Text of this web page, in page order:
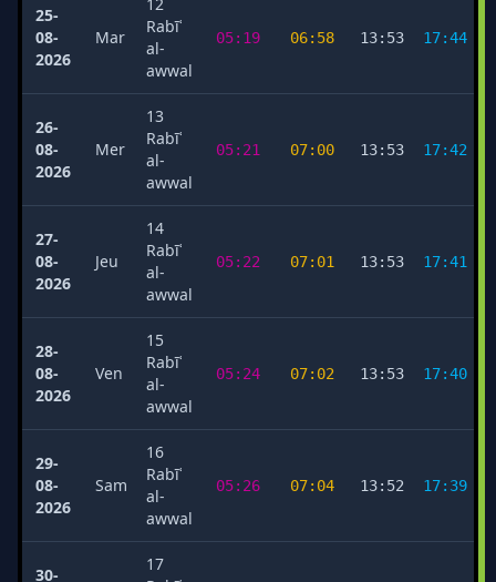
25-
08-
2026
Mar
Rabīʿ
al-
awwal
05:19 06:58 13:53 17:44
26-
08-
2026
Mer
13
Rabīʿ
al-
awwal
05:21 07:00 13:53 17:42
27-
08-
2026
Jeu
14
Rabīʿ
al-
awwal
05:22 07:01 13:53 17:41
28-
08-
2026
Ven
15
Rabīʿ
al-
awwal
05:24 07:02 13:53 17:40
29-
08-
2026
Sam
16
Rabīʿ
al-
awwal
05:26 07:04 13:52 17:39
30-
17